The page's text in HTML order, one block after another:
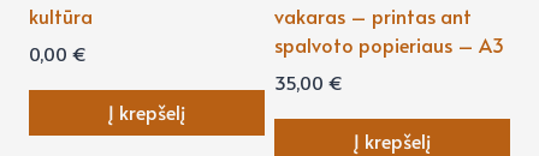
kultūra
0,00 €
Į krepšelį
vakaras – printas ant
spalvoto popieriaus – A3
35,00 €
Į krepšelį